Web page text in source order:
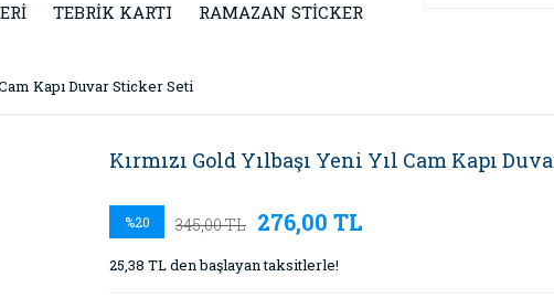
TEBRİK KARTI RAMAZAN STİCKER
Kapı Duvar Sticker Seti
Kırmızı Gold Yılbaşı Yeni Yıl Cam Kapı
%20 345,00 TL 276,00 TL
25,38 TL den başlayan taksitlerle!